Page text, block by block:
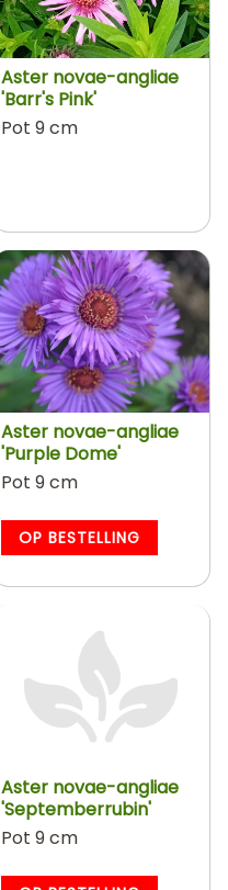
Aster novae-angliae
'Barr's Pink'
Pot 9 cm
Aster novae-angliae
'Purple Dome'
Pot 9 cm
OP BESTELLING
Aster novae-angliae
'Septemberrubin'
Pot 9 cm